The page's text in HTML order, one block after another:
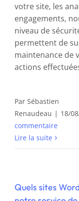
votre site, les
engagements,
niveau de
permettent de
maintenance de
actions
Par Sébastien
Renaudeau | 18/
commentaire
Lire la suite
Quels sites